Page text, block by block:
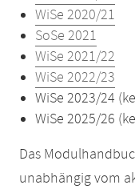
WiSe 2020/21
SoSe 2021
WiSe 2021/22
WiSe 2022/23
WiSe 2023/24
WiSe 2025/26
Das
unabhängig vom